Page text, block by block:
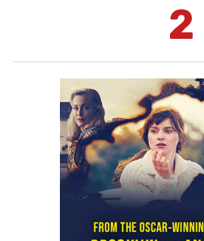
2